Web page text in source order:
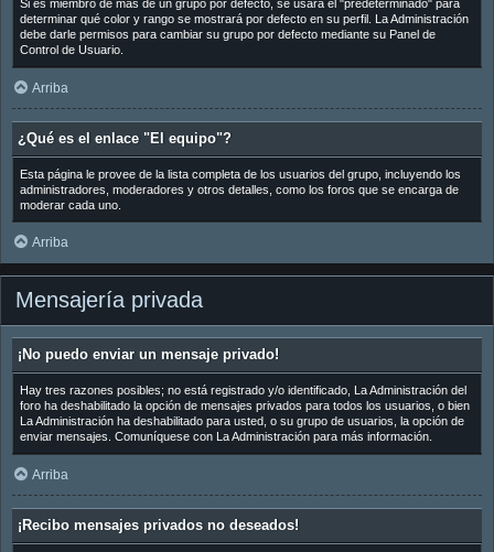
Si es miembro de más de un grupo por defecto, se usará el "predeterminado" para
determinar qué color y rango se mostrará por defecto en su perfil. La Administración
debe darle permisos para cambiar su grupo por defecto mediante su Panel de
Control de Usuario.
Arriba
¿Qué es el enlace "El equipo"?
Esta página le provee de la lista completa de los usuarios del grupo, incluyendo los
administradores, moderadores y otros detalles, como los foros que se encarga de
moderar cada uno.
Arriba
Mensajería privada
¡No puedo enviar un mensaje privado!
Hay tres razones posibles; no está registrado y/o identificado, La Administración del
foro ha deshabilitado la opción de mensajes privados para todos los usuarios, o bien
La Administración ha deshabilitado para usted, o su grupo de usuarios, la opción de
enviar mensajes. Comuníquese con La Administración para más información.
Arriba
¡Recibo mensajes privados no deseados!